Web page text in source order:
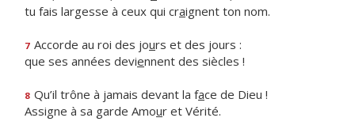
tu fais largesse à ceux qui craignent ton nom.
7 Accorde au roi des jours et des jours :
que ses années deviennent des siècles !
8 Qu’il trône à jamais devant la face de Dieu !
Assigne à sa garde Amour et Vérité.